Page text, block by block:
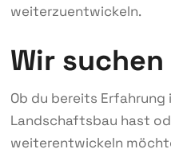
weiterzuentwickeln.
Wir suchen
Ob du bereits Erfahrung
Landschaftsbau hast
weiterentwickeln